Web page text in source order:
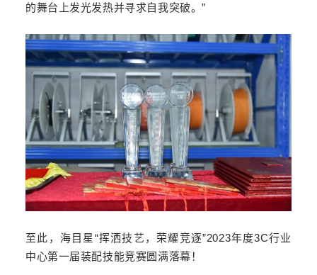
的舞台上发光发热并寻求自我突破。”
至此，海目星“挥洒技艺，荣耀竞逐”2023年度3C行业
中心第一届装配技能竞赛圆满落幕！